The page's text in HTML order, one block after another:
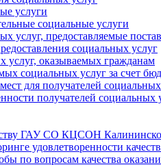
услуги
социальные услуги
услуг, предоставляемые
социальных услуг
услуг, оказываемых гражданам
социальных услуг за счет
для получателей
получателей социальных
ГАУ СО КЦСОН
удовлетворенности
по вопросам качества